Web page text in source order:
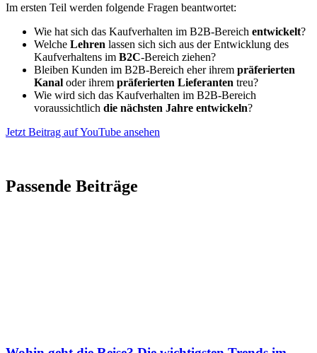
Im ersten Teil werden folgende Fragen beantwortet:
Wie hat sich das Kaufverhalten im B2B-Bereich entwickelt?
Welche Lehren lassen sich sich aus der Entwicklung des
Kaufverhaltens im B2C-Bereich ziehen?
Bleiben Kunden im B2B-Bereich eher ihrem präferierten
Kanal oder ihrem präferierten Lieferanten treu?
Wie wird sich das Kaufverhalten im B2B-Bereich
voraussichtlich die nächsten Jahre entwickeln?
Jetzt Beitrag auf YouTube ansehen
Passende Beiträge